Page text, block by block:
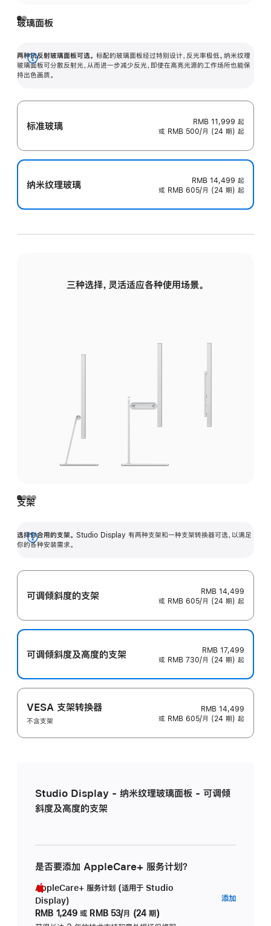
玻璃面板
两种抗反射玻璃面板可选。 标配的玻璃面板经过特别设计，反光率极低。纳米纹理
玻璃面板可分散反射光，从而进一步减少反光，即使在高亮光源的工作场所也能保
持出色画质。
展
开
标准玻璃 RMB 11,999 起
或 RMB 500/月 (24 期) 起
纳米纹理玻璃 RMB 14,499 起
或 RMB 605/月 (24 期) 起
三种选择，灵活适应各种使用场景。
支架
选择你合用的支架。 Studio Display 有两种支架和一种支架转换器可选，以满足
你的各种安装需求。
展
可调倾斜度的支架
RMB 14,499
或 RMB 605/月 (24 期) 起
可调倾斜度及高‍度的支‍架
RMB 17,499
或 RMB 730/月 (24 期) 起
VESA 支架转换器
不含支架
RMB 14,499
或 RMB 605/月 (24 期) 起
Studio Display - 纳米纹理玻璃面板 - 可调倾
斜度及高度的支架
是否要添加 AppleCare+ 服务计划？
AppleCare+ 服务计划 (适用于 Studio
Display)
RMB 1,249 或 RMB 53/月 (24 期)
添加